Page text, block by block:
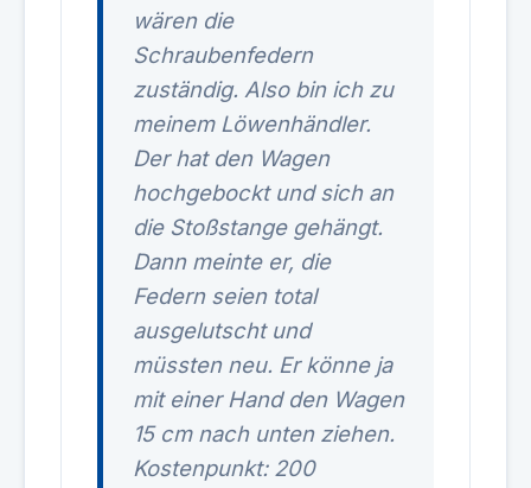
wären die
Schraubenfedern
zuständig. Also bin ich zu
meinem Löwenhändler.
Der hat den Wagen
hochgebockt und sich an
die Stoßstange gehängt.
Dann meinte er, die
Federn seien total
ausgelutscht und
müssten neu. Er könne ja
mit einer Hand den Wagen
15 cm nach unten ziehen.
Kostenpunkt: 200